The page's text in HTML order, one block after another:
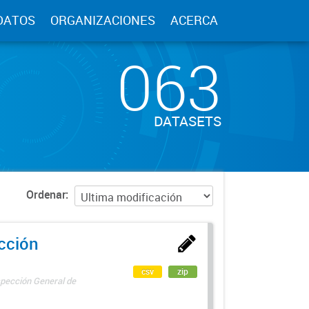
ORGANIZACIONES ACERCA
063
DATASETS
Ordenar
General de
csv zip